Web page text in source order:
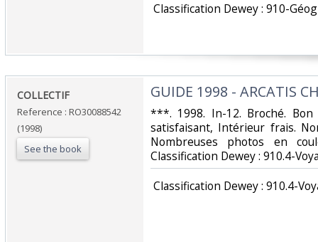
Classification Dewey : 910-
‎COLLECTIF‎
Reference : RO30088542
(1998)
See the book
‎GUIDE 1998 - ARCATIS
‎***. 1998. In-12. Broché. Bon
satisfaisant, Intérieur frais.
Nombreuses photos en
Classification Dewey : 910.4-
Classification Dewey : 910.4-